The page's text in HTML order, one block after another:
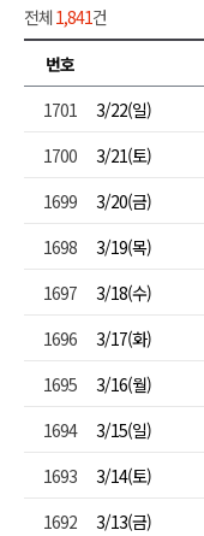
전체 1,841건
번호
1701
3/22(일)
1700
3/21(토)
1699
3/20(금)
1698
3/19(목)
1697
3/18(수)
1696
3/17(화)
1695
3/16(월)
1694
3/15(일)
1693
3/14(토)
1692
3/13(금)